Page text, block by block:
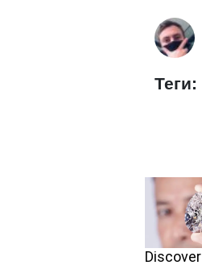
Теги: